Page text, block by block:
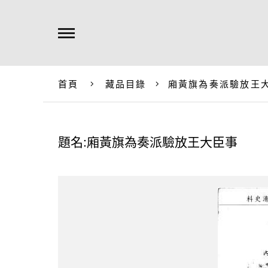
首頁 藏品目錄 廂黃旗為奏派驗放王
題名:廂黃旗為奏派驗放王大臣事